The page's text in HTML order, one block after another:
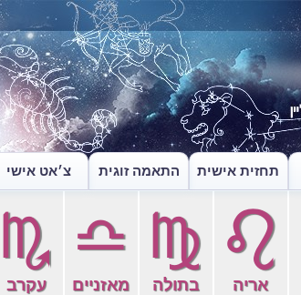
תחזית אישית התאמה זוגית צ׳אט אישי
g
אריה
h
בתולה
j
מאזניים
k
עקרב